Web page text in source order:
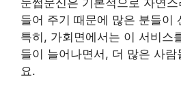
들어 주기 때문에 많은 분들이
특히, 가회면에서는 이 서비스
들이 늘어나면서, 더 많은 사람
요.